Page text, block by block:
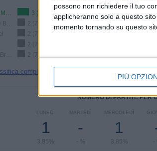
possono non richiedere il tuo
applicheranno solo a questo
momento tornando su questo
PIÙ
Deportivo Madryn
3 (11,54%)
2 (7,69%)
2 (7,69%)
2 (7,69%)
2 (7,69%)
completa
NUMERO DI PARTITE PER
LUNEDÌ
1
3,85%
MARTEDÌ
-
- %
MERCOLEDÌ
1
3,85% -